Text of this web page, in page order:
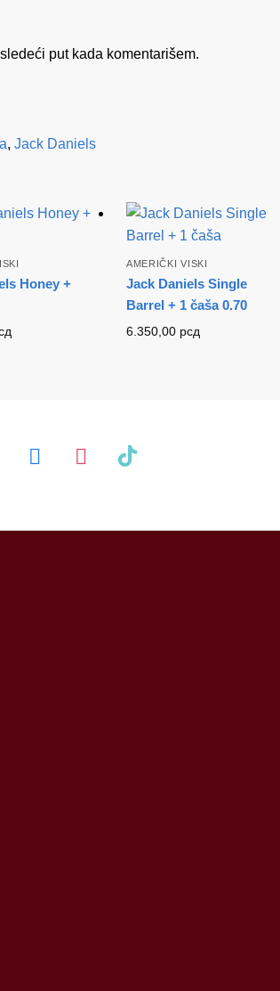
put kada komentarišem.
, Jack Daniels
Honey +
AMERIČKI VISKI
Jack Daniels Single
Barrel + 1 čaša 0.70
6.350,00 рсд
facebook instagramtiktok